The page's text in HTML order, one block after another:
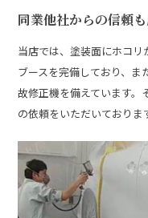
同業他社からの信頼も
当店では、塗装面にホコ
ブースを完備しており、
故修正機を備えています
の依頼をいただいておりま